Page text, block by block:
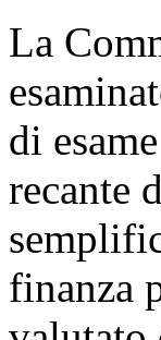
La
di
recante
finanza